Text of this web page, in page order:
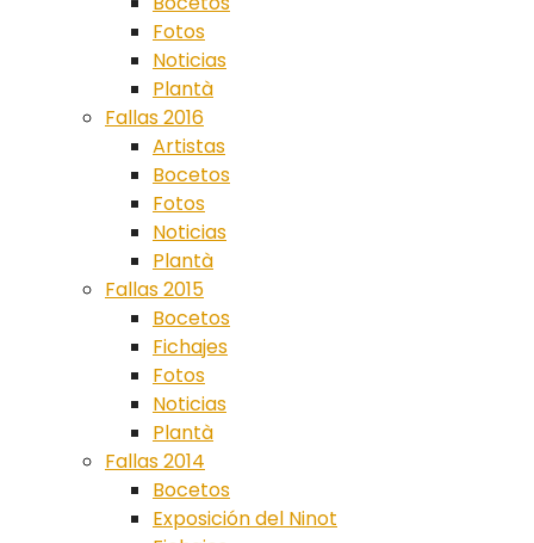
Fotos
Noticias
Plantà
Fallas 2016
Artistas
Bocetos
Fotos
Noticias
Plantà
Fallas 2015
Bocetos
Fichajes
Fotos
Noticias
Plantà
Fallas 2014
Bocetos
Exposición del Ninot